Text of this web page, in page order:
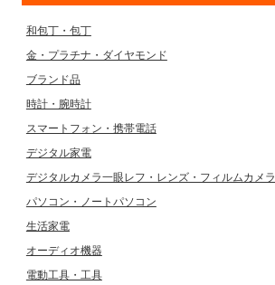
和包丁・包丁
金・プラチナ・ダイヤモンド
ブランド品
時計・腕時計
スマートフォン・携帯電話
デジタル家電
デジタルカメラ一眼レフ・レンズ・フィルムカメラ
パソコン・ノートパソコン
生活家電
オーディオ機器
電動工具・工具